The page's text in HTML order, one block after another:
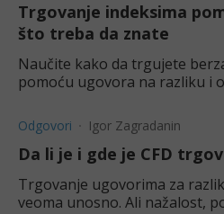
Trgovanje indeksima
što treba da znate
Naučite kako da trgujete
pomoću ugovora na razliku i
Odgovori Igor Zagradanin
Da li je i gde je CFD
Trgovanje ugovorima za
veoma unosno. Ali nažalost,